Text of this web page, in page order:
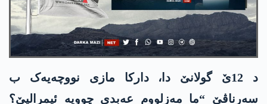
د 12ێ گولانێ دا، دارکا مازی نووچەیەک ب
سەرناڤێ “ما مه‌زلووم عه‌بدی چوویە ئیمرالیێ؟